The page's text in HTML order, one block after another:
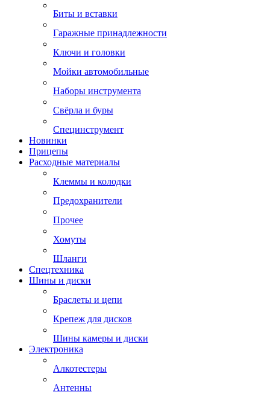
Биты и вставки
Гаражные принадлежности
Ключи и головки
Мойки автомобильные
Наборы инструмента
Свёрла и буры
Специнструмент
Новинки
Прицепы
Расходные материалы
Клеммы и колодки
Предохранители
Прочее
Хомуты
Шланги
Спецтехника
Шины и диски
Браслеты и цепи
Крепеж для дисков
Шины камеры и диски
Электроника
Алкотестеры
Антенны